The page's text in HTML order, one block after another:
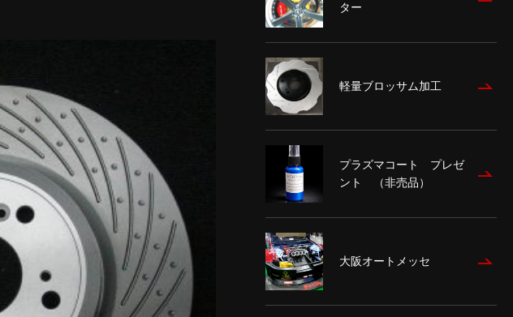
ター
軽量ブロッサム加工
プラズマコート プレゼ
ント （非売品）
大阪オートメッセ